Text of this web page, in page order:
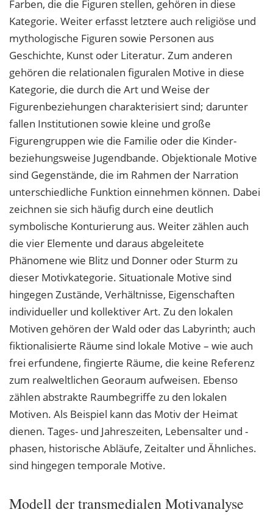
Farben, die die Figuren stellen, gehören in diese
Kategorie. Weiter erfasst letztere auch religiöse und
mythologische Figuren sowie Personen aus
Geschichte, Kunst oder Literatur. Zum anderen
gehören die relationalen figuralen Motive in diese
Kategorie, die durch die Art und Weise der
Figurenbeziehungen charakterisiert sind; darunter
fallen Institutionen sowie kleine und große
Figurengruppen wie die Familie oder die Kinder-
beziehungsweise Jugendbande. Objektionale Motive
sind Gegenstände, die im Rahmen der Narration
unterschiedliche Funktion einnehmen können. Dabei
zeichnen sie sich häufig durch eine deutlich
symbolische Konturierung aus. Weiter zählen auch
die vier Elemente und daraus abgeleitete
Phänomene wie Blitz und Donner oder Sturm zu
dieser Motivkategorie. Situationale Motive sind
hingegen Zustände, Verhältnisse, Eigenschaften
individueller und kollektiver Art. Zu den lokalen
Motiven gehören der Wald oder das Labyrinth; auch
fiktionalisierte Räume sind lokale Motive – wie auch
frei erfundene, fingierte Räume, die keine Referenz
zum realweltlichen Georaum aufweisen. Ebenso
zählen abstrakte Raumbegriffe zu den lokalen
Motiven. Als Beispiel kann das Motiv der Heimat
dienen. Tages- und Jahreszeiten, Lebensalter und -
phasen, historische Abläufe, Zeitalter und Ähnliches.
sind hingegen temporale Motive.
Modell der transmedialen Motivanalyse